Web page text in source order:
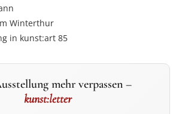
Winterthur
in kunst:art 85
mehr verpassen –
kunst:letter